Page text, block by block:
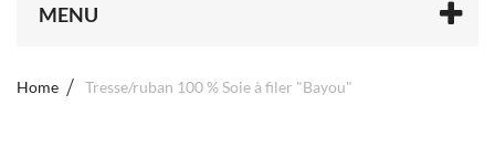
MENU
Home Tresse/ruban 100 % Soie à filer "Bayou"